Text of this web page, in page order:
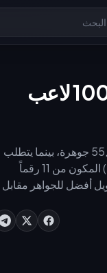
شحن جواهر يلا لودو 2026: دليل الوصول إلى قائمة أفضل 100 لاعب
يتطلب ضمان مركز ضمن قائمة أفضل 100 لاعب في بطولة مارس 2026 العالمية رصيداً لا يقل عن 55,800 جوهرة، بينما يتطلب
الوصول إلى قائمة أفضل 10 لاعبين أكثر من 168,860 جوهرة. يجب عليك استخدام معرف المستخدم (UID) المكون من 11 رقماً
معدلات تحويل أفضل للجواهر مقابل